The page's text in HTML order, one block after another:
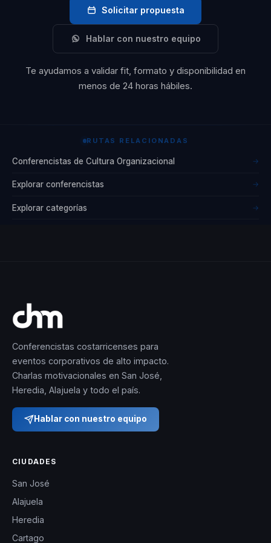
Valentina Luján ha
trabajado con
mejorar el clima
laboral y a
cultura de bienestar
entre sus
personal de los
individuos, sino que
también impacta
positivamente en la
productividad y
equipos de trabajo.
trayectoria
académica y
profesional,
Solicitar propuesta
Hablar con nuestro equipo
Te ayudamos a validar fit, formato y disponibilidad en
menos de 24 horas hábiles.
RUTAS RELACIONADAS
Conferencistas de Cultura Organizacional →
Explorar conferencistas →
Explorar categorías →
Conferencistas costarricenses para
eventos corporativos de alto impacto.
Charlas motivacionales en San José,
Heredia, Alajuela y todo el país.
Hablar con nuestro equipo
CIUDADES
San José
Alajuela
Heredia
Cartago